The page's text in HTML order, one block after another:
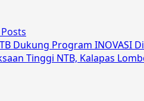
Dukung Program INOVASI
Tinggi NTB, Kalapas